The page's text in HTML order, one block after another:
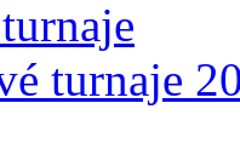
turnaje